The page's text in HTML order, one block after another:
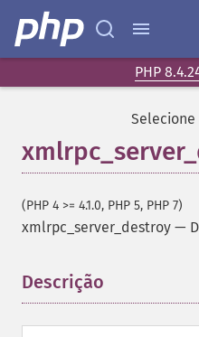
PHP
Selecione
(PHP 4 >= 4.1.0, PHP 5, PHP 7)
xmlrpc_server_destroy —
Descrição